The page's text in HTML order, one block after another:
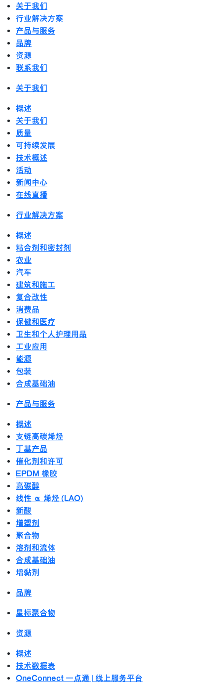
关于我们
行业解决方案
产品与服务
品牌
资源
联系我们
关于我们
概述
关于我们
质量
可持续发展
技术概述
活动
新闻中心
在线直播
行业解决方案
概述
粘合剂和密封剂
农业
汽车
建筑和施工
复合改性
消费品
保健和医疗
卫生和个人护理用品
工业应用
能源
包装
合成基础油
产品与服务
概述
支链高碳烯烃
丁基产品
催化剂和许可
EPDM 橡胶
高碳醇
线性 α 烯烃 (LAO)
新酸
增塑剂
聚合物
溶剂和流体
合成基础油
增黏剂
品牌
星标聚合物
资源
概述
技术数据表
OneConnect 一点通 | 线上服务平台